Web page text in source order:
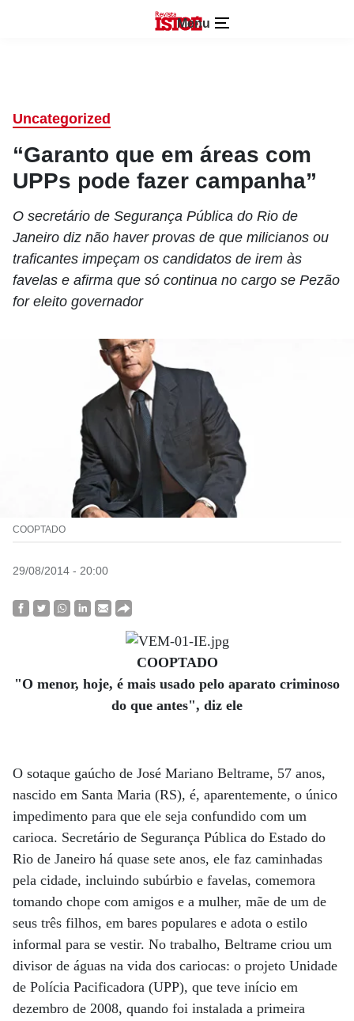
Menu
Uncategorized
“Garanto que em áreas com
UPPs pode fazer campanha”
O secretário de Segurança Pública do Rio de
Janeiro diz não haver provas de que milicianos ou
traficantes impeçam os candidatos de irem às
favelas e afirma que só continua no cargo se Pezão
for eleito governador
COOPTADO
29/08/2014 - 20:00
COOPTADO
"O menor, hoje, é mais usado pelo aparato criminoso
do que antes", diz ele
O sotaque gaúcho de José Mariano Beltrame, 57 anos,
nascido em Santa Maria (RS), é, aparentemente, o único
impedimento para que ele seja confundido com um
carioca. Secretário de Segurança Pública do Estado do
Rio de Janeiro há quase sete anos, ele faz caminhadas
pela cidade, incluindo subúrbio e favelas, comemora
tomando chope com amigos e a mulher, mãe de um de
seus três filhos, em bares populares e adota o estilo
informal para se vestir. No trabalho, Beltrame criou um
divisor de águas na vida dos cariocas: o projeto Unidade
de Polícia Pacificadora (UPP), que teve início em
dezembro de 2008, quando foi instalada a primeira